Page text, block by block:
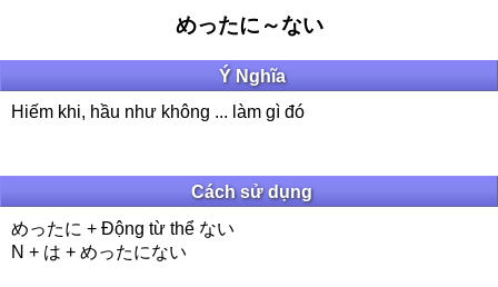
めったに～ない
Ý Nghĩa
Hiếm khi, hầu như không ... làm gì đó
Cách sử dụng
めったに + Động từ thể ない
N + は + めったにない